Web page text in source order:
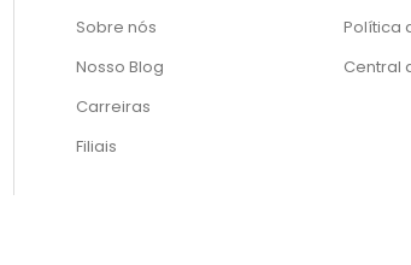
Sobre nós
Nosso Blog
Carreiras
Filiais
Política
Central